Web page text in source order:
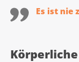
Es ist nie